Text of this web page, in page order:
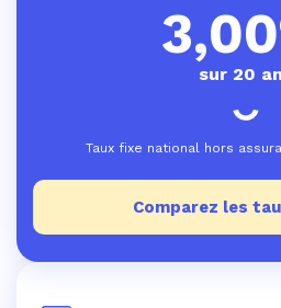
sur 20
Taux fixe national hors
Comparez les